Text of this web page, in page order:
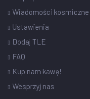
Wiadomości kosmiczne
Ustawienia
Dodaj TLE
FAQ
Kup nam kawę!
Wesprzyj nas